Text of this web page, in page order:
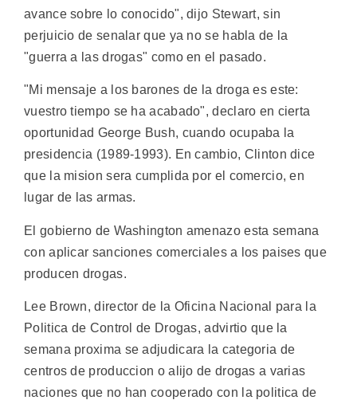
avance sobre lo conocido", dijo Stewart, sin
perjuicio de senalar que ya no se habla de la
"guerra a las drogas" como en el pasado.
"Mi mensaje a los barones de la droga es este:
vuestro tiempo se ha acabado", declaro en cierta
oportunidad George Bush, cuando ocupaba la
presidencia (1989-1993). En cambio, Clinton dice
que la mision sera cumplida por el comercio, en
lugar de las armas.
El gobierno de Washington amenazo esta semana
con aplicar sanciones comerciales a los paises que
producen drogas.
Lee Brown, director de la Oficina Nacional para la
Politica de Control de Drogas, advirtio que la
semana proxima se adjudicara la categoria de
centros de produccion o alijo de drogas a varias
naciones que no han cooperado con la politica de